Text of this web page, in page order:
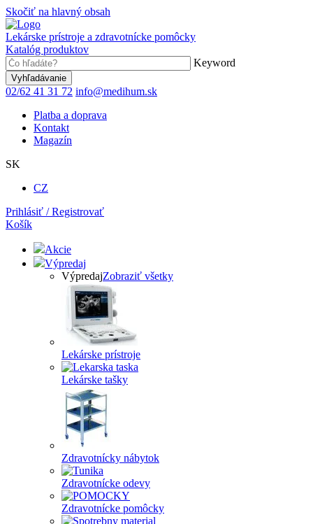
Skočiť na hlavný obsah
Lekárske prístroje a zdravotnícke pomôcky
Katalóg produktov
Keyword
02/62 41 31 72 info@medihum.sk
Platba a doprava
Kontakt
Magazín
SK
CZ
Prihlásiť / Registrovať
Košík
Akcie
Výpredaj
VýpredajZobraziť všetky
Lekárske prístroje
Lekárske tašky
Zdravotnícky nábytok
Zdravotnícke odevy
Zdravotnícke pomôcky